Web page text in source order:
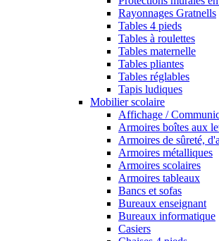
Rayonnages Gratnells
Tables 4 pieds
Tables à roulettes
Tables maternelle
Tables pliantes
Tables réglables
Tapis ludiques
Mobilier scolaire
Affichage /
Armoires boîtes aux
Armoires de sûreté,
Armoires métalliques
Armoires scolaires
Armoires tableaux
Bancs et sofas
Bureaux enseignant
Bureaux informatique
Casiers